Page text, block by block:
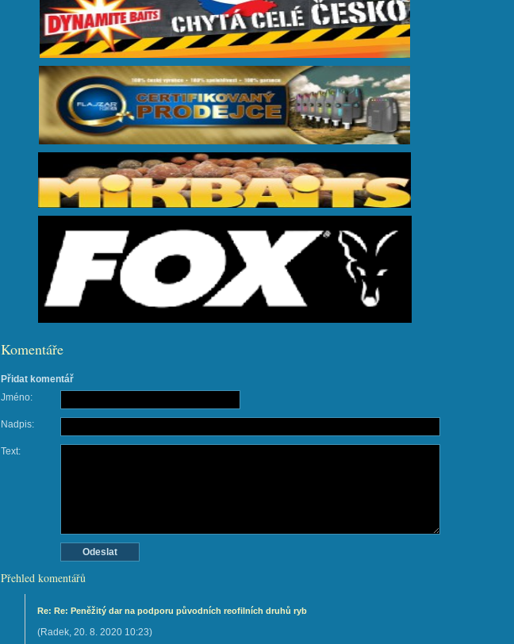
Komentáře
Přidat komentář
Jméno:
Nadpis:
Text:
Přehled komentářů
Re: Re: Peněžitý dar na podporu původních reofilních druhů ryb
(Radek, 20. 8. 2020 10:23)